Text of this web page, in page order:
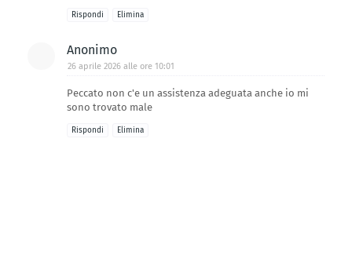
Rispondi Elimina
Anonimo
26 aprile 2026 alle ore 10:01
Peccato non c'e un assistenza adeguata anche io mi
sono trovato male
Rispondi Elimina